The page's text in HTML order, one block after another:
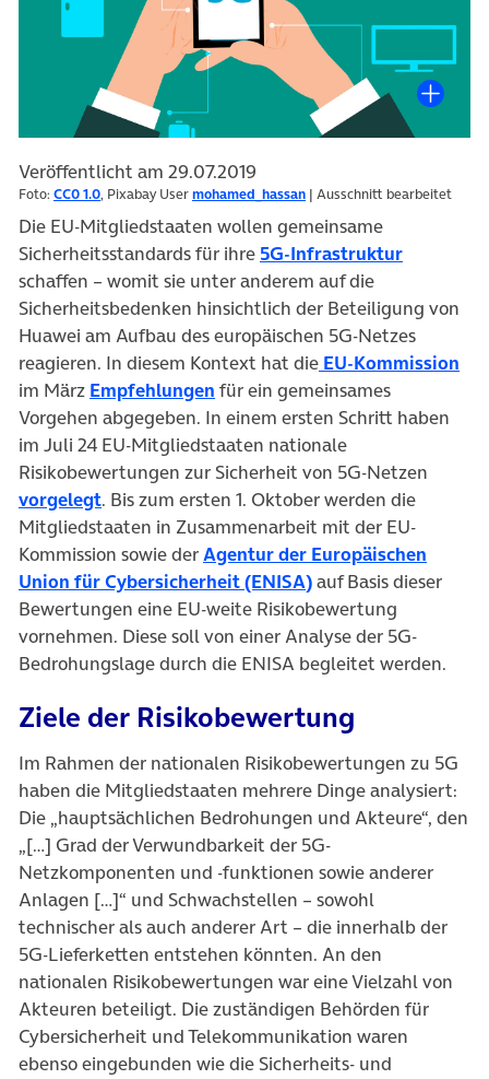
Veröffentlicht am 29.07.2019
Foto: CC0 1.0, Pixabay Usermohamed_hassan | Ausschnitt bearbeitet
Die EU-Mitgliedstaaten wollen gemeinsame
Sicherheitsstandards für ihre 5G-Infrastruktur(öffnet in
schaffen – womit sie unter anderem auf die
Sicherheitsbedenken hinsichtlich der Beteiligung von
Huawei am Aufbau des europäischen 5G-Netzes
reagieren. In diesem Kontext hat die EU-Kommission
im März Empfehlungen (öffnet in neuem Tab)
für ein gemeinsames
Vorgehen abgegeben. In einem ersten Schritt haben
im Juli 24 EU-Mitgliedstaaten nationale
Risikobewertungen zur Sicherheit von 5G-Netzen
vorgelegt(öffnet in neuem Tab)
. Bis zum ersten 1. Oktober werden die
Mitgliedstaaten in Zusammenarbeit mit der EU-
Kommission sowie derAgentur der Europäischen
Union für Cybersicherheit (ENISA)(öffnet in neuem
auf Basis dieser
Bewertungen eine EU-weite Risikobewertung
vornehmen. Diese soll von einer Analyse der 5G-
Bedrohungslage durch die ENISA begleitet werden.
Ziele der Risikobewertung
Im Rahmen der nationalen Risikobewertungen zu 5G
haben die Mitgliedstaaten mehrere Dinge analysiert:
Die „hauptsächlichen Bedrohungen und Akteure“, den
„[…] Grad der Verwundbarkeit der 5G-
Netzkomponenten und -funktionen sowie anderer
Anlagen […]“ und Schwachstellen – sowohl
technischer als auch anderer Art – die innerhalb der
5G-Lieferketten entstehen könnten. An den
nationalen Risikobewertungen war eine Vielzahl von
Akteuren beteiligt. Die zuständigen Behörden für
Cybersicherheit und Telekommunikation waren
ebenso eingebunden wie die Sicherheits- und